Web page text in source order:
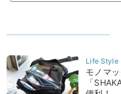
モノマ
「